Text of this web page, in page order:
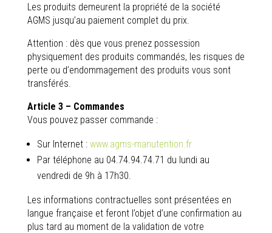
Les produits demeurent la propriété de la société
AGMS jusqu’au paiement complet du prix.
Attention : dès que vous prenez possession
physiquement des produits commandés, les risques de
perte ou d’endommagement des produits vous sont
transférés.
Article 3 – Commandes
Vous pouvez passer commande :
Sur Internet : www.agms-manutention.fr
Par téléphone au 04.74.94.74.71 du lundi au
vendredi de 9h à 17h30.
Les informations contractuelles sont présentées en
langue française et feront l’objet d’une confirmation au
plus tard au moment de la validation de votre